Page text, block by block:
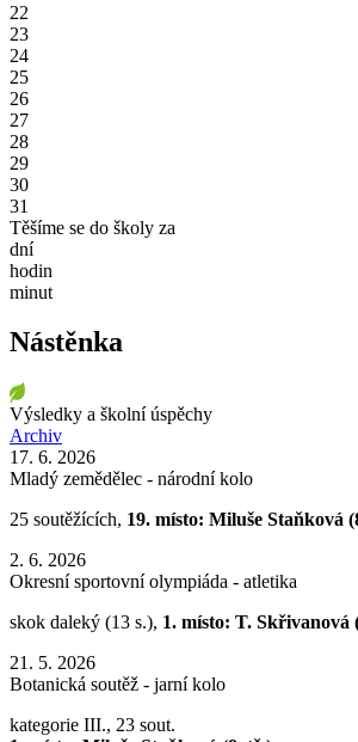
22
23
24
25
26
27
28
29
30
31
Těšíme se do školy za
dní
hodin
minut
Nástěnka
Výsledky a školní úspěchy
Archiv
17. 6. 2026
Mladý zemědělec - národní kolo
25 soutěžících, 19. místo: Miluše Staňková
2. 6. 2026
Okresní sportovní olympiáda - atletika
skok daleký (13 s.), 1. místo: T. Skřivanová
21. 5. 2026
Botanická soutěž - jarní kolo
kategorie III., 23 sout.